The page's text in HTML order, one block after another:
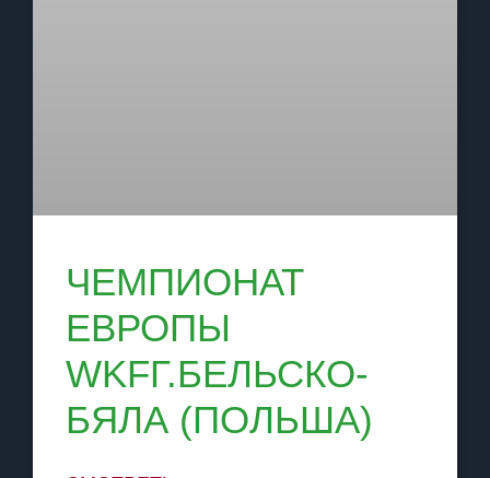
ЧЕМПИОНАТ
ЕВРОПЫ
WKFГ.БЕЛЬСКО-
БЯЛА (ПОЛЬША)